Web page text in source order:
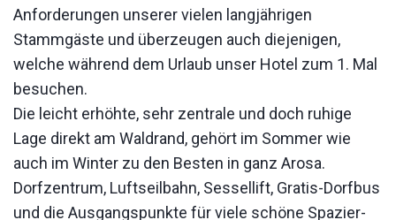
Anforderungen unserer vielen langjährigen
Stammgäste und überzeugen auch diejenigen,
welche während dem Urlaub unser Hotel zum 1. Mal
besuchen.
Die leicht erhöhte, sehr zentrale und doch ruhige
Lage direkt am Waldrand, gehört im Sommer wie
auch im Winter zu den Besten in ganz Arosa.
Dorfzentrum, Luftseilbahn, Sessellift, Gratis-Dorfbus
und die Ausgangspunkte für viele schöne Spazier-